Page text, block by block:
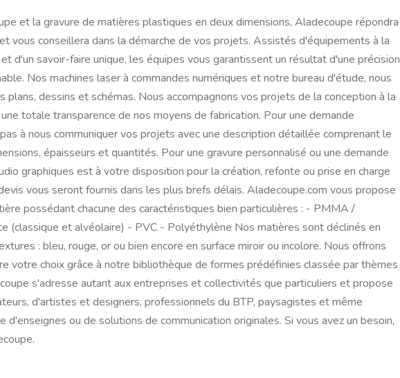
et la gravure de matières plastiques en deux dimensions, Aladecoupe répondra
vous conseillera dans la démarche de vos projets. Assistés d'équipements à la
d'un savoir-faire unique, les équipes vous garantissent un résultat d'une précision
Nos machines laser à commandes numériques et notre bureau d'étude, nous
dessins et schémas. Nous accompagnons vos projets de la conception à la
totale transparence de nos moyens de fabrication. Pour une demande
à nous communiquer vos projets avec une description détaillée comprenant le
épaisseurs et quantités. Pour une gravure personnalisé ou une demande
graphiques est à votre disposition pour la création, refonte ou prise en charge
vous seront fournis dans les plus brefs délais. Aladecoupe.com vous propose
possédant chacune des caractéristiques bien particulières : - PMMA /
(classique et alvéolaire) - PVC - Polyéthylène Nos matières sont déclinés en
: bleu, rouge, or ou bien encore en surface miroir ou incolore. Nous offrons
votre choix grâce à notre bibliothèque de formes prédéfinies classée par thèmes
s'adresse autant aux entreprises et collectivités que particuliers et propose
d'artistes et designers, professionnels du BTP, paysagistes et même
d'enseignes ou de solutions de communication originales. Si vous avez un besoin,